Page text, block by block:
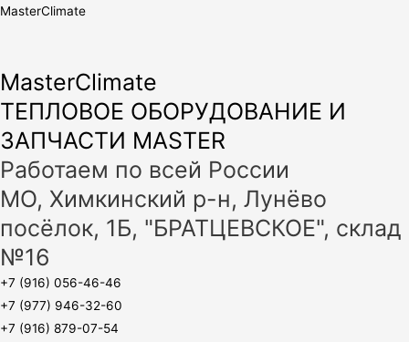
MasterClimate
MasterClimate
ТЕПЛОВОЕ ОБОРУДОВАНИЕ И
ЗАПЧАСТИ MASTER
Работаем по всей России
МО, Химкинский р-н, Лунёво
посёлок, 1Б, "БРАТЦЕВСКОЕ", склад
№16
+7 (916) 056-46-46
+7 (977) 946-32-60
+7 (916) 879-07-54